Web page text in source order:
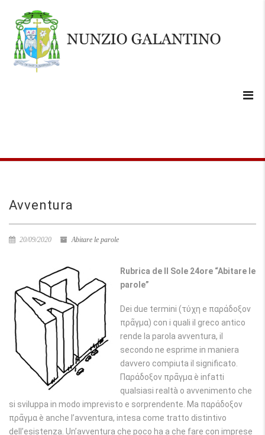
Avventura
20/09/2020 Abitare le parole
Rubrica de Il Sole 24ore “Abitare le
parole”
Dei due termini (τύχη e παράδοξον
πρᾶγμα) con i quali il greco antico
rende la parola avventura, il
secondo ne esprime in maniera
davvero compiuta il significato.
Παράδοξον πρᾶγμα è infatti
qualsiasi realtà o avvenimento che
si sviluppa in modo imprevisto e sorprendente. Ma παράδοξον
πρᾶγμα è anche l’avventura, intesa come tratto distintivo
dell’esistenza. Un’avventura che poco ha a che fare con imprese